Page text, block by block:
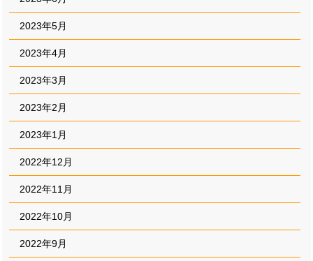
2023年5月
2023年4月
2023年3月
2023年2月
2023年1月
2022年12月
2022年11月
2022年10月
2022年9月